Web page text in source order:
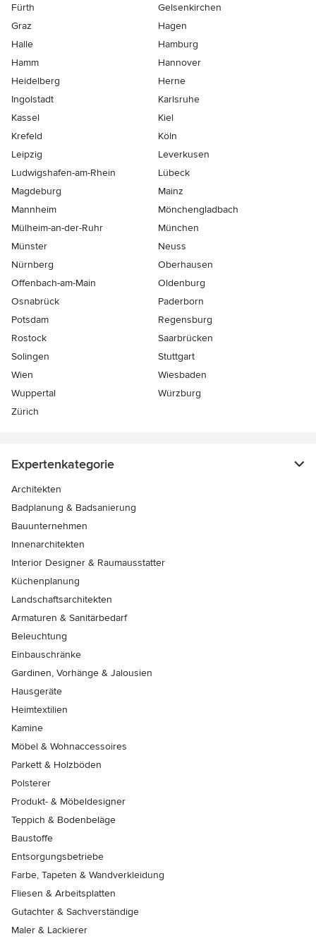
Fürth
Gelsenkirchen
Graz
Hagen
Halle
Hamburg
Hamm
Hannover
Heidelberg
Herne
Ingolstadt
Karlsruhe
Kassel
Kiel
Krefeld
Köln
Leipzig
Leverkusen
Ludwigshafen-am-Rhein
Lübeck
Magdeburg
Mainz
Mannheim
Mönchen­gladbach
Mülheim-an-der-Ruhr
München
Münster
Neuss
Nürnberg
Oberhausen
Offenbach-am-Main
Oldenburg
Osnabrück
Paderborn
Potsdam
Regensburg
Rostock
Saarbrücken
Solingen
Stuttgart
Wien
Wiesbaden
Wuppertal
Würzburg
Zürich
Expertenkategorie
Architekten
Badplanung & Badsanierung
Bauunternehmen
Innenarchitekten
Interior Designer & Raumausstatter
Küchenplanung
Landschaftsarchitekten
Armaturen & Sanitärbedarf
Beleuchtung
Einbauschränke
Gardinen, Vorhänge & Jalousien
Hausgeräte
Heimtextilien
Kamine
Möbel & Wohnaccessoires
Parkett & Holzböden
Polsterer
Produkt- & Möbeldesigner
Teppich & Bodenbeläge
Baustoffe
Entsorgungsbetriebe
Farbe, Tapeten & Wandverkleidung
Fliesen & Arbeitsplatten
Gutachter & Sachverständige
Maler & Lackierer